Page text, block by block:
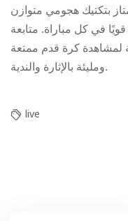
بتكتيك هجومي متوازن
في كل مباراة. متابعة
لمشاهدة كرة قدم ممتعة
ومليئة بالإثارة والندية.
live